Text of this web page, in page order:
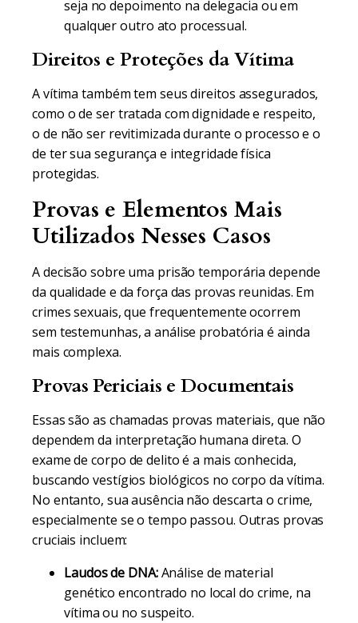
seja no depoimento na delegacia ou em
qualquer outro ato processual.
Direitos e Proteções da Vítima
A vítima também tem seus direitos assegurados,
como o de ser tratada com dignidade e respeito,
o de não ser revitimizada durante o processo e o
de ter sua segurança e integridade física
protegidas.
Provas e Elementos Mais
Utilizados Nesses Casos
A decisão sobre uma prisão temporária depende
da qualidade e da força das provas reunidas. Em
crimes sexuais, que frequentemente ocorrem
sem testemunhas, a análise probatória é ainda
mais complexa.
Provas Periciais e Documentais
Essas são as chamadas provas materiais, que não
dependem da interpretação humana direta. O
exame de corpo de delito é a mais conhecida,
buscando vestígios biológicos no corpo da vítima.
No entanto, sua ausência não descarta o crime,
especialmente se o tempo passou. Outras provas
cruciais incluem:
Laudos de DNA:Análise de material
genético encontrado no local do crime, na
vítima ou no suspeito.